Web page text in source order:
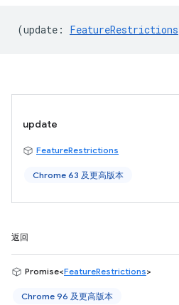
(update : FeatureRestrictions
update
FeatureRestrictions
Chrome 63 及更高版本
返回
Promise<FeatureRestrictions>
Chrome 96 及更高版本